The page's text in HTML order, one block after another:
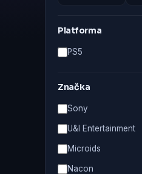
Platforma
PS5
Značka
Sony
U&I Entertainment
Microids
Nacon